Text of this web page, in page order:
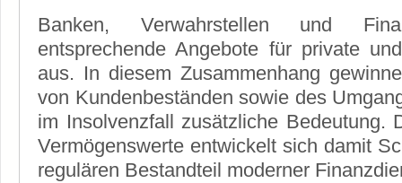
Banken, Verwahrstellen und
entsprechende Angebote für private
aus. In diesem Zusammenhang
von Kundenbeständen sowie des
im Insolvenzfall zusätzliche Bedeutung.
Vermögenswerte entwickelt sich damit
regulären Bestandteil moderner